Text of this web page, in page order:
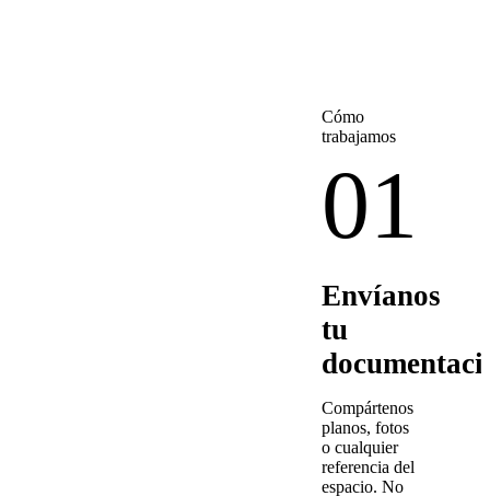
Cómo
trabajamos
01
Envíanos
tu
Compártenos
planos, fotos
o cualquier
referencia del
espacio. No